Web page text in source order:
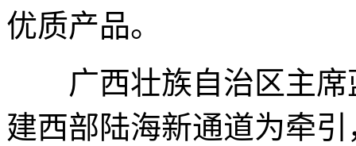
优质产品。
广西壮族自治区主席
建西部陆海新通道为牵